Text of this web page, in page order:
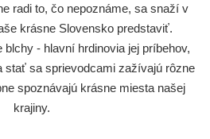
radi to, čo nepoznáme, sa snaží v
krásne Slovensko predstaviť.
blchy - hlavní hrdinovia jej príbehov,
stať sa sprievodcami zažívajú rôzne
spoznávajú krásne miesta našej
krajiny.